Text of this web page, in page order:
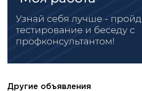
Другие объявления